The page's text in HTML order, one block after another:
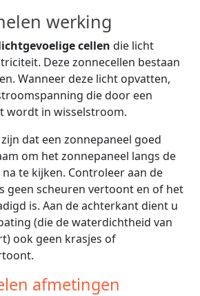
werking
cellen die licht
Deze zonnecellen bestaan
Wanneer deze licht opvatten,
die door een
wordt in wisselstroom.
dat een zonnepaneel goed
om het zonnepaneel langs de
te kijken. Controleer aan de
geen scheuren vertoont en of het
is. Aan de achterkant dient u
(die de waterdichtheid van
ook geen krasjes of
afmetingen